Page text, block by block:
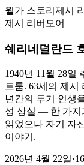
월가 스토리 제시
제시 리버모어
쉐리네덜란드
1940년 11월 28일
트룸. 63세의 제시
년간의 투기 인생
성 상실 — 한 가지
읽었으나 자기 자
이야기.
2026년 4월 22일·